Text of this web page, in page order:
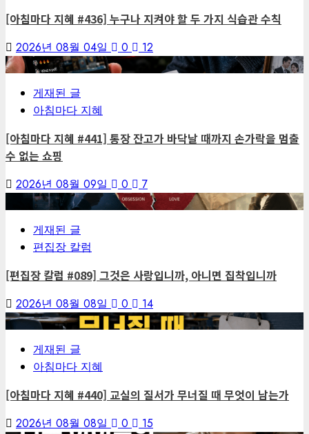
[아침마다 지혜 #436] 누구나 지켜야 할 두 가지 식습관 수칙
2026년 08월 04일 0
12
1
게재된 글
아침마다 지혜
[아침마다 지혜 #441] 통장 잔고가 바닥날 때까지 손가락을 멈출
수 없는 쇼핑
2026년 08월 09일 0
7
게재된 글
편집장 칼럼
[편집장 칼럼 #089] 그것은 사랑입니까, 아니면 집착입니까
2026년 08월 08일 0
14
3
게재된 글
아침마다 지혜
[아침마다 지혜 #440] 교실의 질서가 무너질 때 무엇이 남는가
2026년 08월 08일 0
15